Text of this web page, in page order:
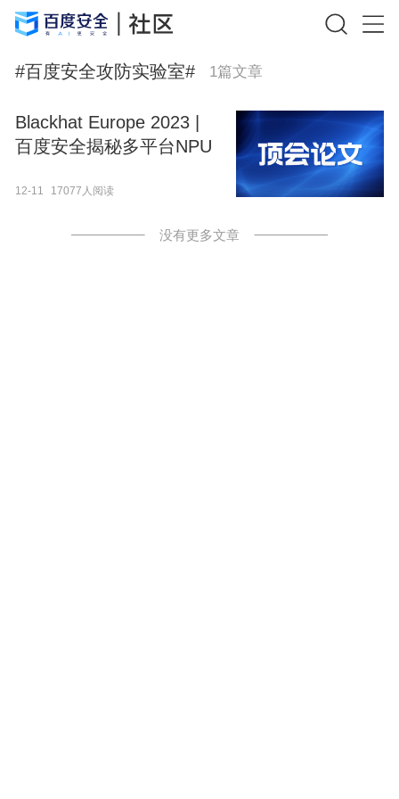
#百度安全攻防实验室# 1篇文章
Blackhat Europe 2023 |
百度安全揭秘多平台NPU
12-11 17077人阅读
没有更多文章